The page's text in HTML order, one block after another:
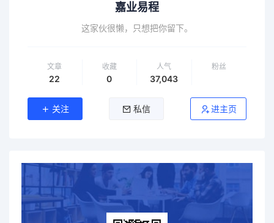
嘉业易程
这家伙很懒，只想把你留下。
文章
22
收藏
0
人气
37,043
粉丝
关注 私信 进主页